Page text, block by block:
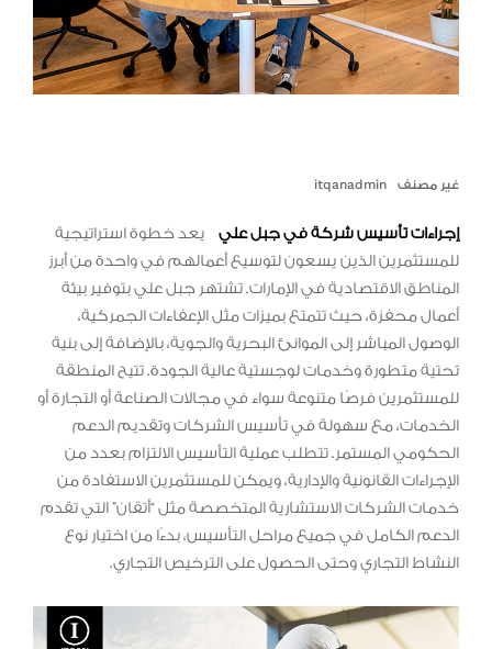
غير مصنف itqanadmin
إجراءات تأسيس شركة في جبل علي يعد خطوة استراتيجية
للمستثمرين الذين يسعون لتوسيع أعمالهم في واحدة من أبرز
المناطق الاقتصادية في الإمارات. تشتهر جبل علي بتوفير بيئة
أعمال محفزة، حيث تتمتع بميزات مثل الإعفاءات الجمركية،
الوصول المباشر إلى الموانئ البحرية والجوية، بالإضافة إلى بنية
تحتية متطورة وخدمات لوجستية عالية الجودة. تتيح المنطقة
للمستثمرين فرصًا متنوعة سواء في مجالات الصناعة أو التجارة أو
الخدمات، مع سهولة في تأسيس الشركات وتقديم الدعم
الحكومي المستمر. تتطلب عملية التأسيس الالتزام بعدد من
الإجراءات القانونية والإدارية، ويمكن للمستثمرين الاستفادة من
خدمات الشركات الاستشارية المتخصصة مثل “أتقان” التي تقدم
الدعم الكامل في جميع مراحل التأسيس، بدءًا من اختيار نوع
النشاط التجاري وحتى الحصول على الترخيص التجاري.